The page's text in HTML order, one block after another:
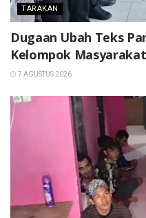
TARAKAN
Dugaan Ubah Teks
Kelompok
7 AGUSTUS 2026